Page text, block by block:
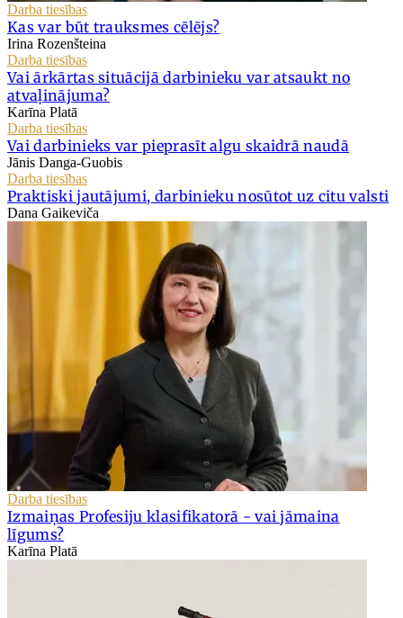
Darba tiesības
Kas var būt trauksmes cēlējs?
Irina Rozenšteina
Darba tiesības
Vai ārkārtas situācijā darbinieku var atsaukt no
atvaļinājuma?
Karīna Platā
Darba tiesības
Vai darbinieks var pieprasīt algu skaidrā naudā
Jānis Danga-Guobis
Darba tiesības
Praktiski jautājumi, darbinieku nosūtot uz citu valsti
Dana Gaikeviča
Darba tiesības
Izmaiņas Profesiju klasifikatorā - vai jāmaina
līgums?
Karīna Platā